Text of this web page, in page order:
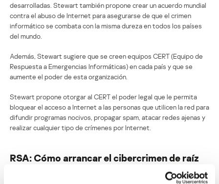
desarrolladas. Stewart también propone crear un acuerdo mundial
contra el abuso de Internet para asegurarse de que el crimen
informático se combata con la misma dureza en todos los países
del mundo.
Además, Stewart sugiere que se creen equipos CERT (Equipo de
Respuesta a Emergencias Informáticas) en cada país y que se
aumente el poder de esta organización.
Stewart propone otorgar al CERT el poder legal que le permita
bloquear el acceso a Internet a las personas que utilicen la red para
difundir programas nocivos, propagar spam, atacar redes ajenas y
realizar cualquier tipo de crímenes por Internet.
RSA: Cómo arrancar el cibercrimen de raíz
Su dirección de correo electrónico no será publicada. Los